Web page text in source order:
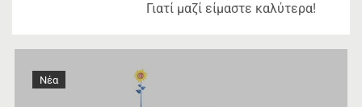
Νέα
Γιατί μαζί είμαστε καλύτερα!